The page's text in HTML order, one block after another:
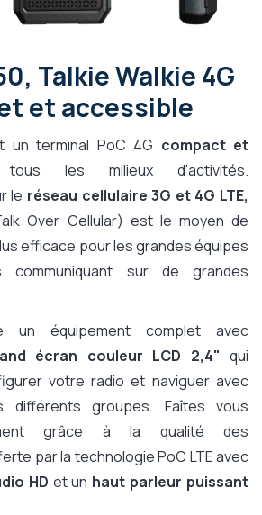
Talkie Walkie 4G
et accessible
un terminal PoC 4G compact et
les milieux d'activités.
le réseau cellulaire 3G et 4G LTE,
Over Cellular) est le moyen de
efficace pour les grandes équipes
communiquant sur de grandes
un équipement complet avec
écran couleur LCD 2,4"qui
votre radio et naviguer avec
différents groupes. Faîtes vous
grâce à la qualité des
par la technologie PoC LTE avec
HD et un haut parleur puissant